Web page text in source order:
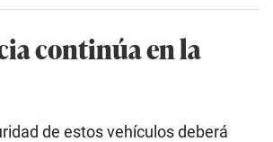
continúa en la
de estos vehículos deberá